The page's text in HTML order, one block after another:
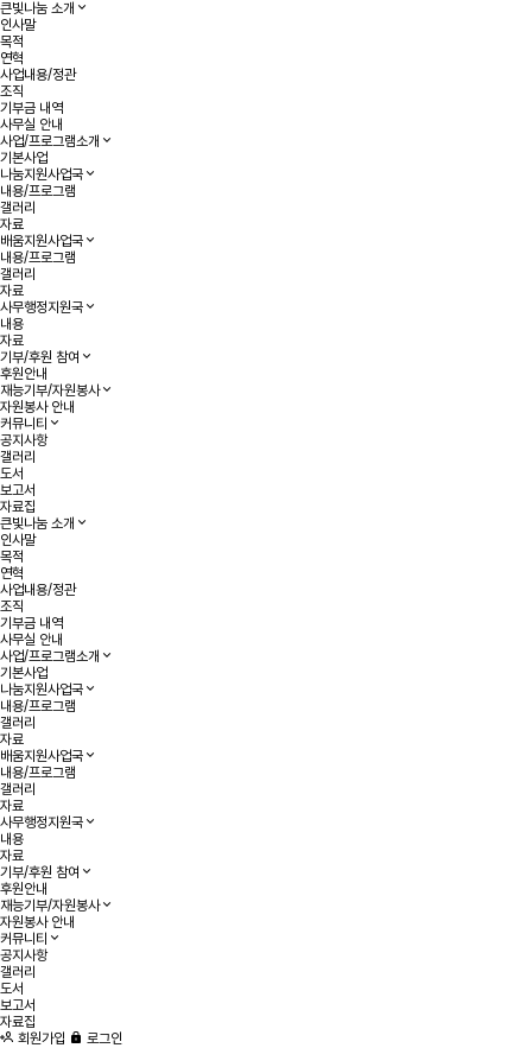
큰빛나눔 소개
인사말
목적
연혁
사업내용/정관
조직
기부금 내역
사무실 안내
사업/프로그램소개
기본사업
나눔지원사업국
내용/프로그램
갤러리
자료
배움지원사업국
내용/프로그램
갤러리
자료
사무행정지원국
내용
자료
기부/후원 참여
후원안내
재능기부/자원봉사
자원봉사 안내
커뮤니티
공지사항
갤러리
도서
보고서
자료집
큰빛나눔 소개
인사말
목적
연혁
사업내용/정관
조직
기부금 내역
사무실 안내
사업/프로그램소개
기본사업
나눔지원사업국
내용/프로그램
갤러리
자료
배움지원사업국
내용/프로그램
갤러리
자료
사무행정지원국
내용
자료
기부/후원 참여
후원안내
재능기부/자원봉사
자원봉사 안내
커뮤니티
공지사항
갤러리
도서
보고서
자료집
회원가입
로그인